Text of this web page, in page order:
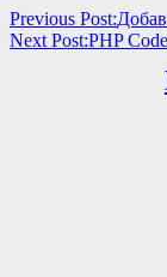
Previous Post:
Next Post:PHP